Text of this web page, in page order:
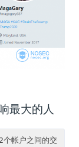
最大的人
帐户之间的交